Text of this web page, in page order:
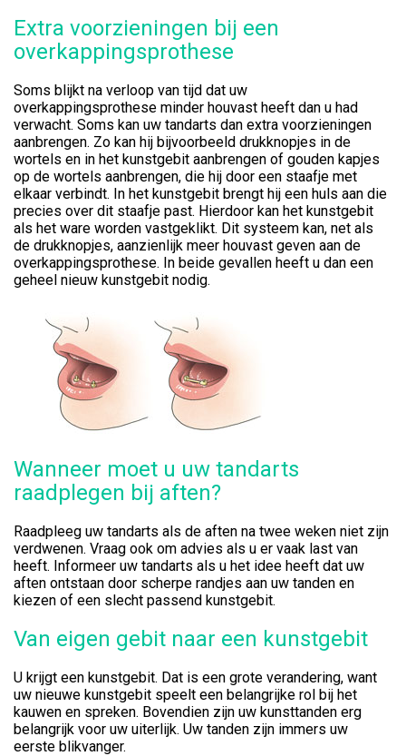
Extra voorzieningen bij een
overkappingsprothese
Soms blijkt na verloop van tijd dat uw
overkappingsprothese minder houvast heeft dan u had
verwacht. Soms kan uw tandarts dan extra voorzieningen
aanbrengen. Zo kan hij bijvoorbeeld drukknopjes in de
wortels en in het kunstgebit aanbrengen of gouden kapjes
op de wortels aanbrengen, die hij door een staafje met
elkaar verbindt. In het kunstgebit brengt hij een huls aan die
precies over dit staafje past. Hierdoor kan het kunstgebit
als het ware worden vastgeklikt. Dit systeem kan, net als
de drukknopjes, aanzienlijk meer houvast geven aan de
overkappingsprothese. In beide gevallen heeft u dan een
geheel nieuw kunstgebit nodig.
Wanneer moet u uw tandarts
raadplegen bij aften?
Raadpleeg uw tandarts als de aften na twee weken niet zijn
verdwenen. Vraag ook om advies als u er vaak last van
heeft. Informeer uw tandarts als u het idee heeft dat uw
aften ontstaan door scherpe randjes aan uw tanden en
kiezen of een slecht passend kunstgebit.
Van eigen gebit naar een kunstgebit
U krijgt een kunstgebit. Dat is een grote verandering, want
uw nieuwe kunstgebit speelt een belangrijke rol bij het
kauwen en spreken. Bovendien zijn uw kunsttanden erg
belangrijk voor uw uiterlijk. Uw tanden zijn immers uw
eerste blikvanger.